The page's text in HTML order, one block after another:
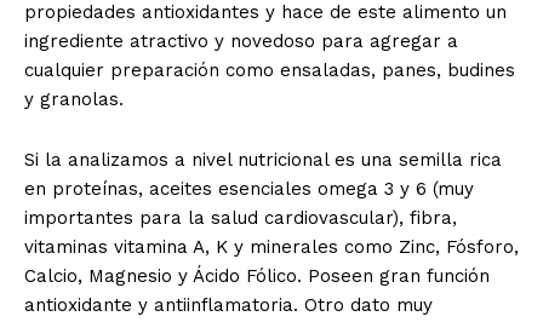
propiedades antioxidantes y hace de este alimento un
ingrediente atractivo y novedoso para agregar a
cualquier preparación como ensaladas, panes, budines
y granolas.
Si la analizamos a nivel nutricional es una semilla rica
en proteínas, aceites esenciales omega 3 y 6 (muy
importantes para la salud cardiovascular), fibra,
vitaminas vitamina A, K y minerales como Zinc, Fósforo,
Calcio, Magnesio y Ácido Fólico. Poseen gran función
antioxidante y antiinflamatoria. Otro dato muy